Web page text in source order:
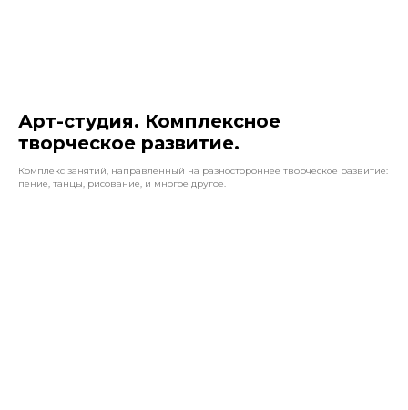
Арт-студия. Комплексное
творческое развитие.
Комплекс занятий, направленный на разностороннее творческое развитие:
пение, танцы, рисование, и многое другое.